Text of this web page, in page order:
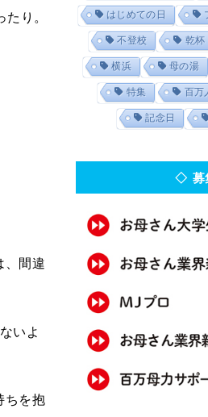
り。
、間違
いよ
ちを抱
はじめての日
不登校 乾杯
横浜 母の湯
特集 百万
記念日
◇ 募